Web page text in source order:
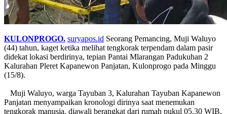
KULONPROGO. suryapos.id Seorang Pemancing, Muji Waluyo
(44) tahun, kaget ketika melihat tengkorak terpendam dalam pasir
didekat lokasi berdirinya, tepian Pantai Mlarangan Padukuhan 2
Kalurahan Pleret Kapanewon Panjatan, Kulonprogo pada Minggu
(15/8).
Muji Waluyo, warga Tayuban 3, Kalurahan Tayuban Kapanewon
Panjatan menyampaikan kronologi dirinya saat menemukan
tengkorak manusia, diawali berangkat dari rumah pukul 05.30 WIB,